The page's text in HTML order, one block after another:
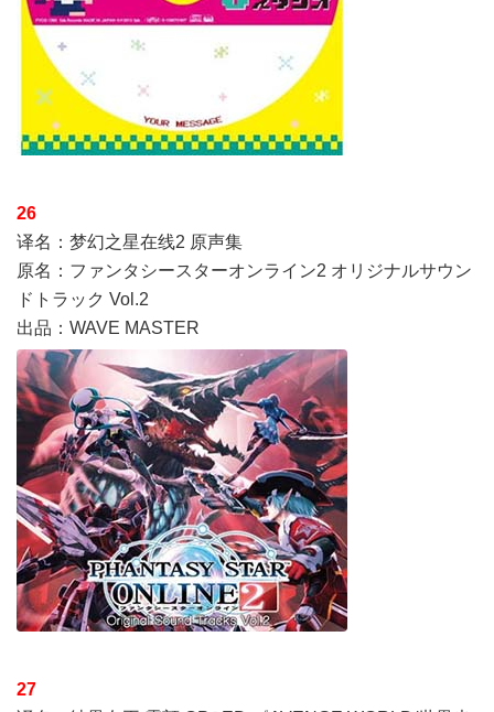
26
译名：梦幻之星在线2 原声集
原名：ファンタシースターオンライン2 オリジナルサウン
ドトラック Vol.2
出品：WAVE MASTER
27